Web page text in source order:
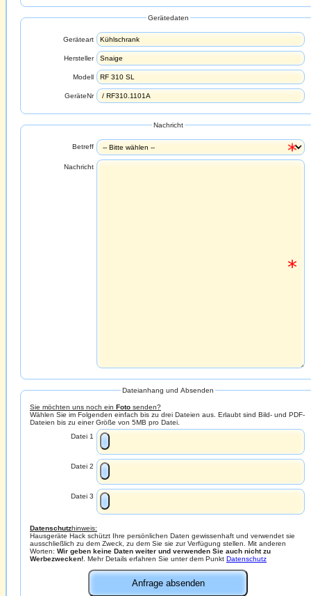
Gerätedaten
Geräteart
Hersteller
Modell
GeräteNr
Nachricht
Betreff
Nachricht
Dateianhang und Absenden
Sie möchten uns noch ein Foto senden?
Wählen Sie im Folgenden einfach bis zu drei Dateien aus. Erlaubt sind Bild- und PDF-
Dateien bis zu einer Größe von 5MB pro Datei.
Datei 1
Datei 2
Datei 3
Datenschutzhinweis:
Hausgeräte Hack schützt Ihre persönlichen Daten gewissenhaft und verwendet sie
ausschließlich zu dem Zweck, zu dem Sie sie zur Verfügung stellen. Mit anderen
Worten: Wir geben keine Daten weiter und verwenden Sie auch nicht zu
Werbezwecken!. Mehr Details erfahren Sie unter dem Punkt Datenschutz